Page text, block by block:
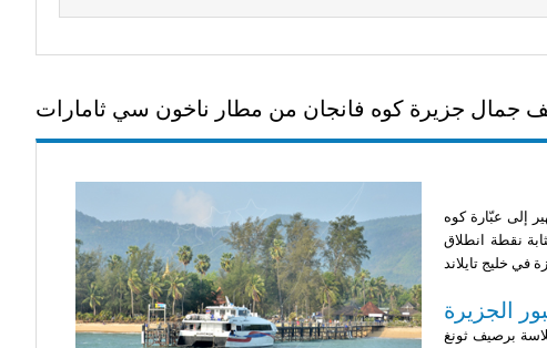
جمال جزيرة كوه فانجان من مطار ناخون سي ثامارات
إلى عبّارة كوه
نقطة انطلاق
الجزيرة
برصيف ثونغ